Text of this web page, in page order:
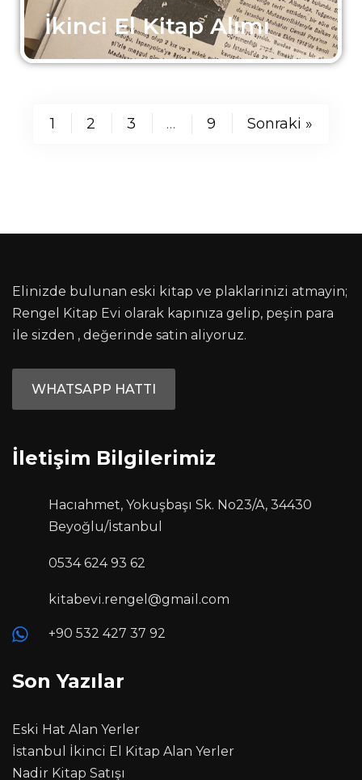
İkinci El Kitap Alımı
1 2 3 … 9 Sonraki »
Elinizde bulunan eski kitap ve plaklarinizi atmayin;
Rengel Kitap Evi olarak kapınıza gelip, peşin para
ile sizden , değerinde satin aliyoruz.
WHATSAPP HATTI
İletişim Bilgilerimiz
Hacıahmet, Yokuşbaşı Sk. No23/A, 34430
Beyoğlu/İstanbul
0534 624 93 62
kitabevi.rengel@gmail.com
+90 532 427 37 92
Son Yazılar
Eski Hat Alan Yerler
İstanbul İkinci El Kitap Alan Yerler
Nadir Kitap Satışı